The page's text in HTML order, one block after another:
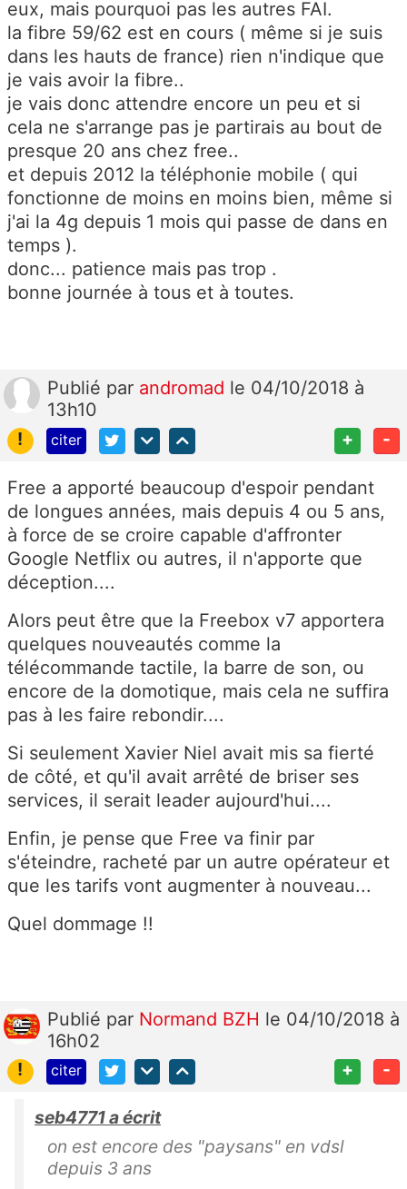
eux, mais pourquoi pas les autres FAI.
la fibre 59/62 est en cours ( même si je suis
dans les hauts de france) rien n'indique que
je vais avoir la fibre..
je vais donc attendre encore un peu et si
cela ne s'arrange pas je partirais au bout de
presque 20 ans chez free..
et depuis 2012 la téléphonie mobile ( qui
fonctionne de moins en moins bien, même si
j'ai la 4g depuis 1 mois qui passe de dans en
temps ).
donc... patience mais pas trop .
bonne journée à tous et à toutes.
Publié par andromad le 04/10/2018 à
13h10
!
citer + -
Free a apporté beaucoup d'espoir pendant
de longues années, mais depuis 4 ou 5 ans,
à force de se croire capable d'affronter
Google Netflix ou autres, il n'apporte que
déception....
Alors peut être que la Freebox v7 apportera
quelques nouveautés comme la
télécommande tactile, la barre de son, ou
encore de la domotique, mais cela ne suffira
pas à les faire rebondir....
Si seulement Xavier Niel avait mis sa fierté
de côté, et qu'il avait arrêté de briser ses
services, il serait leader aujourd'hui....
Enfin, je pense que Free va finir par
s'éteindre, racheté par un autre opérateur et
que les tarifs vont augmenter à nouveau...
Quel dommage !!
Publié par Normand BZH le 04/10/2018 à
16h02
!
citer + -
seb4771 a écrit
on est encore des "paysans" en vdsl
depuis 3 ans